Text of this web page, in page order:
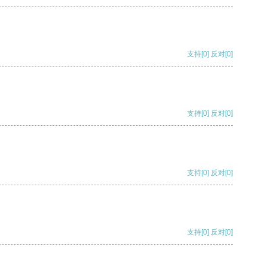
支持[0] 反对[0]
支持[0] 反对[0]
支持[0] 反对[0]
支持[0] 反对[0]